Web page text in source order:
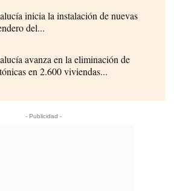
inicia la instalación de nuevas
del...
avanza en la eliminación de
en 2.600 viviendas...
- Publicidad -